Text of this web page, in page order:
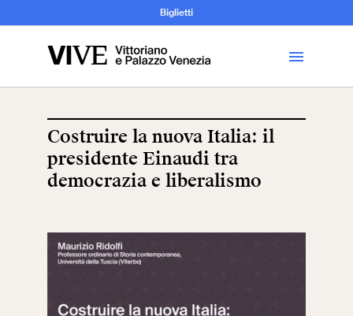
Visita
Educazione Cantiere aperto
Biglietti
Costruire la nuova Italia: il
presidente Einaudi tra
democrazia e liberalismo